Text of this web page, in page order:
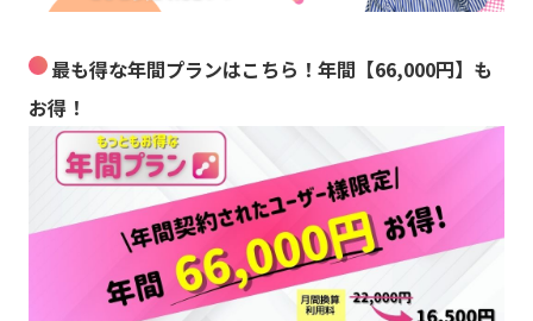
最も得な年間プランはこちら！年間【66,000円】も
お得！